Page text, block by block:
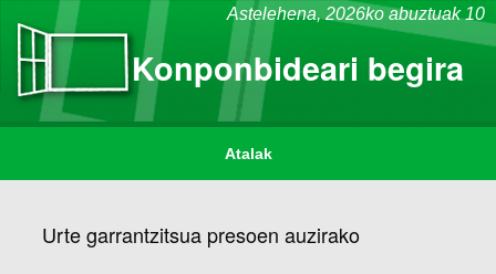
Astelehena, 2026ko abuztuak 10
Konponbideari begira
Atalak
Urte garrantzitsua presoen auzirako